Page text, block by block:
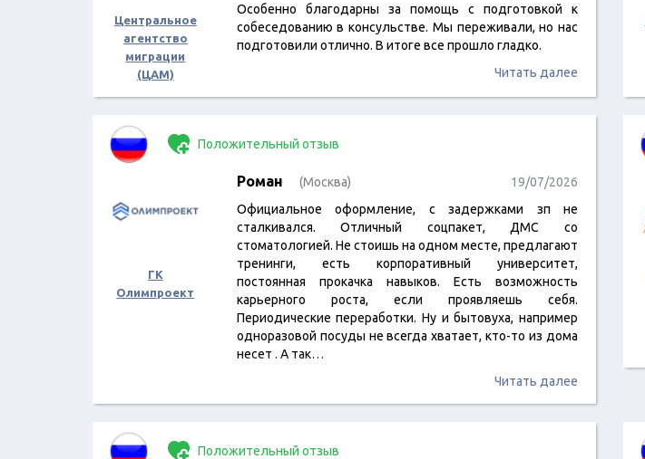
Центральное
агентство
миграции
(ЦАМ)
Особенно благодарны за помощь с подготовкой к
собеседованию в консульстве. Мы переживали, но нас
подготовили отлично. В итоге все прошло гладко.
Читать далее
Положительный отзыв
ГК
Олимпроект
Роман (Москва)
19/07/2026
Официальное оформление, с задержками зп не
сталкивался. Отличный соцпакет, ДМС со
стоматологией. Не стоишь на одном месте, предлагают
тренинги, есть корпоративный университет,
постоянная прокачка навыков. Есть возможность
карьерного роста, если проявляешь себя.
Периодические переработки. Ну и бытовуха, например
одноразовой посуды не всегда хватает, кто-то из дома
несет . А так…
Читать далее
Положительный отзыв